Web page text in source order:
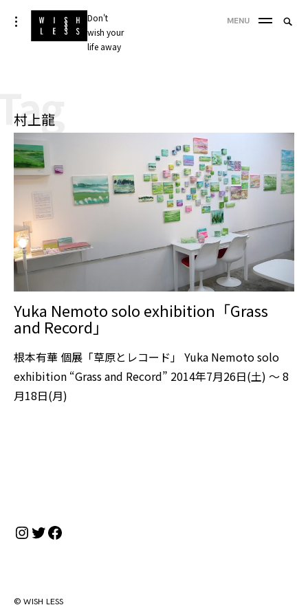
Skip
to
Don't
wish your
life away
toggle
open/close
sidebar
MENU
村上龍
Yuka Nemoto solo exhibition「Grass
and Record」
根本有華 個展「草原とレコード」 Yuka Nemoto solo
exhibition “Grass and Record” 2014年7月26日(土) 〜 8
月18日(月)
Instagram
Twitter
Facebook
© WISH LESS